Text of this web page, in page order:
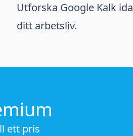
Utforska Google Kalk
ditt arbetsliv.
ett pris